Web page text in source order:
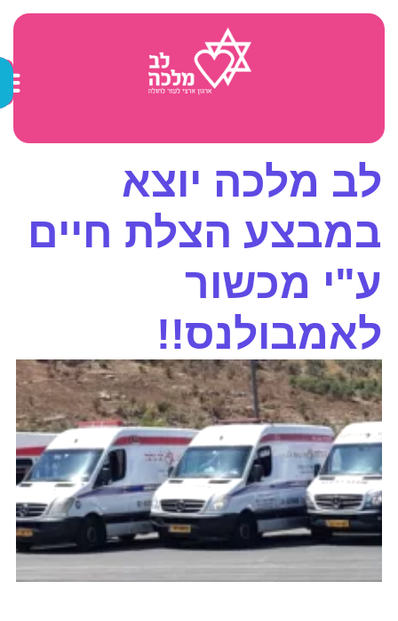
לב מלכה יוצא
במבצע הצלת חיים
ע"י מכשור
לאמבולנס!!